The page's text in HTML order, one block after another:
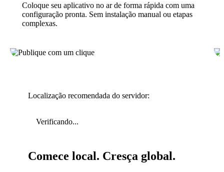
Coloque seu aplicativo no ar de forma rápida com uma
configuração pronta. Sem instalação manual ou etapas
complexas.
Localização recomendada do servidor:
Verificando...
Comece local. Cresça global.